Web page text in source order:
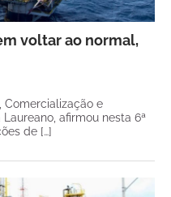
voltar ao normal,
Comercialização e
afirmou nesta 6ª
de […]